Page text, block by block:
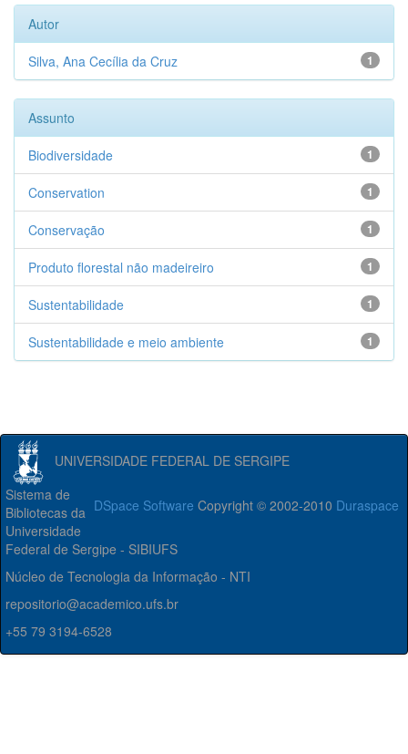
Autor
1
Silva, Ana Cecília da Cruz
Assunto
1
Biodiversidade
1
Conservation
1
Conservação
1
Produto florestal não madeireiro
1
Sustentabilidade
1
Sustentabilidade e meio ambiente
UNIVERSIDADE FEDERAL DE SERGIPE
DSpace Software Copyright © 2002-2010 Duraspace
Sistema de
Bibliotecas da
Universidade
Federal de Sergipe - SIBIUFS
Núcleo de Tecnologia da Informação - NTI
repositorio@academico.ufs.br
+55 79 3194-6528